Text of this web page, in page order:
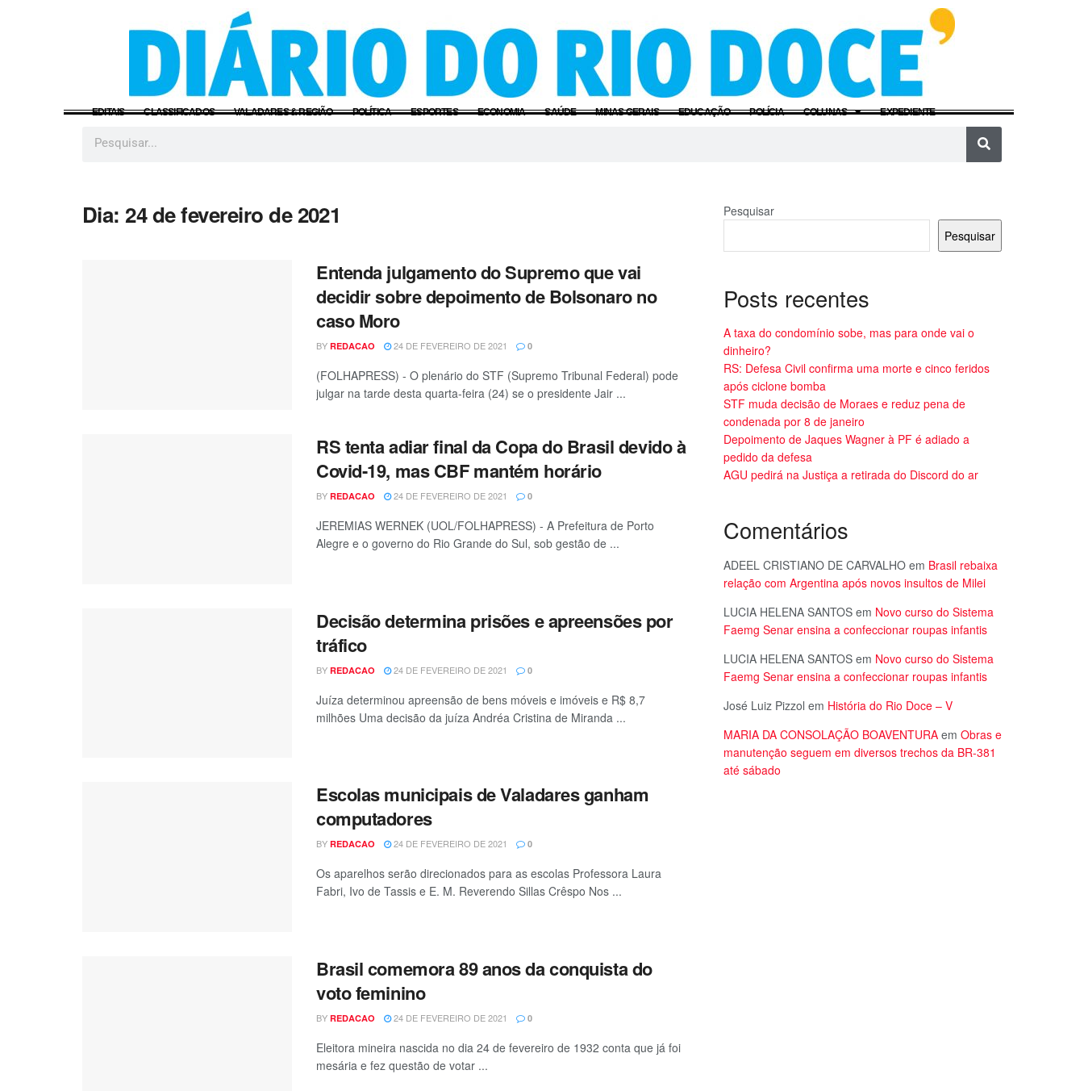
EDITAIS CLASSIFICADOS VALADARES & REGIÃO POLÍTICA ESPORTES ECONOMIA SAÚDE MINAS GERAIS EDUCAÇÃO POLÍCIA COLUNAS EXPEDIENTE
Dia:24 de fevereiro de 2021
Entenda julgamento do Supremo que vai
decidir sobre depoimento de Bolsonaro no
caso Moro
BY REDACAO 24 DE FEVEREIRO DE 2021 0
(FOLHAPRESS) - O plenário do STF (Supremo Tribunal Federal) pode
julgar na tarde desta quarta-feira (24) se o presidente Jair ...
RS tenta adiar final da Copa do Brasil devido à
Covid-19, mas CBF mantém horário
BY REDACAO 24 DE FEVEREIRO DE 2021 0
JEREMIAS WERNEK (UOL/FOLHAPRESS) - A Prefeitura de Porto
Alegre e o governo do Rio Grande do Sul, sob gestão de ...
Decisão determina prisões e apreensões por
tráfico
BY REDACAO 24 DE FEVEREIRO DE 2021 0
Juíza determinou apreensão de bens móveis e imóveis e R$ 8,7
milhões Uma decisão da juíza Andréa Cristina de Miranda ...
Escolas municipais de Valadares ganham
computadores
BY REDACAO 24 DE FEVEREIRO DE 2021 0
Os aparelhos serão direcionados para as escolas Professora Laura
Fabri, Ivo de Tassis e E. M. Reverendo Sillas Crêspo Nos ...
Brasil comemora 89 anos da conquista do
voto feminino
BY REDACAO 24 DE FEVEREIRO DE 2021 0
Eleitora mineira nascida no dia 24 de fevereiro de 1932 conta que já foi
mesária e fez questão de votar ...
Pesquisar
Pesquisar
Posts recentes
A taxa do condomínio sobe, mas para onde vai o
dinheiro?
RS: Defesa Civil confirma uma morte e cinco feridos
após ciclone bomba
STF muda decisão de Moraes e reduz pena de
condenada por 8 de janeiro
Depoimento de Jaques Wagner à PF é adiado a
pedido da defesa
AGU pedirá na Justiça a retirada do Discord do ar
Comentários
ADEEL CRISTIANO DE CARVALHO em Brasil rebaixa
relação com Argentina após novos insultos de Milei
LUCIA HELENA SANTOS em Novo curso do Sistema
Faemg Senar ensina a confeccionar roupas infantis
LUCIA HELENA SANTOS em Novo curso do Sistema
Faemg Senar ensina a confeccionar roupas infantis
José Luiz Pizzol em História do Rio Doce – V
MARIA DA CONSOLAÇÃO BOAVENTURA em Obras e
manutenção seguem em diversos trechos da BR-381
até sábado